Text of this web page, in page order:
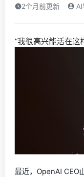
2个月前更新
“我很高兴能活在这
最近，OpenAI CEO